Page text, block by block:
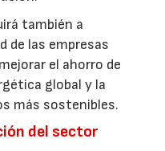
también a
de las empresas
el ahorro de
global y la
más sostenibles.
del sector